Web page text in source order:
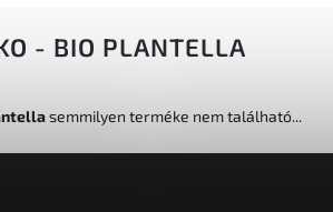
- BIO PLANTELLA
semmilyen terméke nem található...